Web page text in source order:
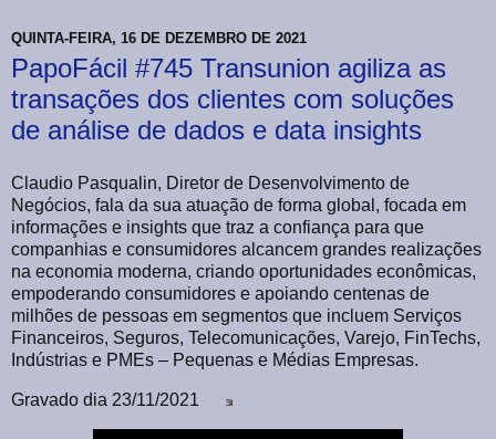
QUINTA-FEIRA, 16 DE DEZEMBRO DE 2021
PapoFácil #745 Transunion agiliza as
transações dos clientes com soluções
de análise de dados e data insights
Claudio Pasqualin, Diretor de Desenvolvimento de
Negócios, fala da sua atuação de forma global, focada em
informações e insights que traz a confiança para que
companhias e consumidores alcancem grandes realizações
na economia moderna, criando oportunidades econômicas,
empoderando consumidores e apoiando centenas de
milhões de pessoas em segmentos que incluem Serviços
Financeiros, Seguros, Telecomunicações, Varejo, FinTechs,
Indústrias e PMEs – Pequenas e Médias Empresas.
Gravado dia 23/11/2021